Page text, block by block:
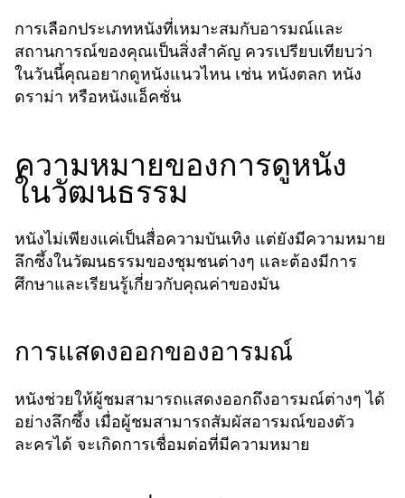
การเลือกประเภทหนังที่เหมาะสมกับอารมณ์และ
สถานการณ์ของคุณเป็นสิ่งสำคัญ ควรเปรียบเทียบว่า
ในวันนี้คุณอยากดูหนังแนวไหน เช่น หนังตลก หนัง
ดราม่า หรือหนังแอ็คชั่น
ความหมายของการดูหนัง
ในวัฒนธรรม
หนังไม่เพียงแค่เป็นสื่อความบันเทิง แต่ยังมีความหมาย
ลึกซึ้งในวัฒนธรรมของชุมชนต่างๆ และต้องมีการ
ศึกษาและเรียนรู้เกี่ยวกับคุณค่าของมัน
การแสดงออกของอารมณ์
หนังช่วยให้ผู้ชมสามารถแสดงออกถึงอารมณ์ต่างๆ ได้
อย่างลึกซึ้ง เมื่อผู้ชมสามารถสัมผัสอารมณ์ของตัว
ละครได้ จะเกิดการเชื่อมต่อที่มีความหมาย